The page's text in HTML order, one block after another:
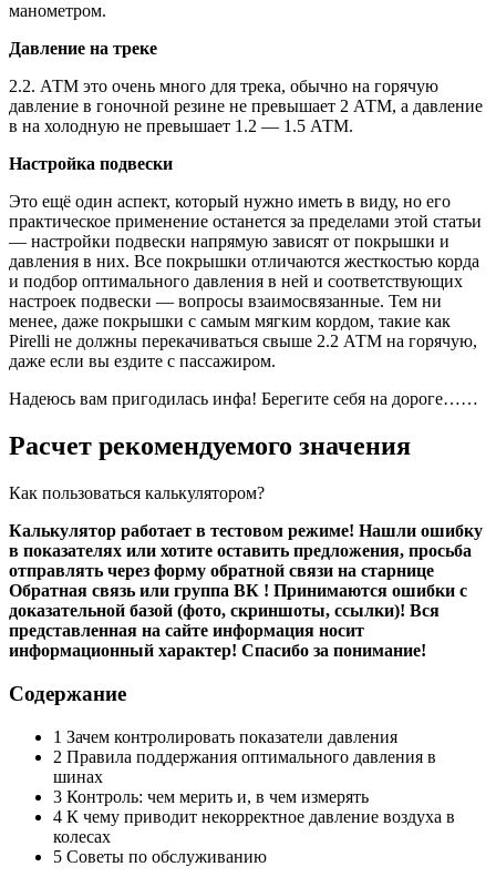
манометром.
Давление на треке
2.2. АТМ это очень много для трека, обычно на горячую
давление в гоночной резине не превышает 2 АТМ, а давление
в на холодную не превышает 1.2 — 1.5 АТМ.
Настройка подвески
Это ещё один аспект, который нужно иметь в виду, но его
практическое применение останется за пределами этой статьи
— настройки подвески напрямую зависят от покрышки и
давления в них. Все покрышки отличаются жесткостью корда
и подбор оптимального давления в ней и соответствующих
настроек подвески — вопросы взаимосвязанные. Тем ни
менее, даже покрышки с самым мягким кордом, такие как
Pirelli не должны перекачиваться свыше 2.2 АТМ на горячую,
даже если вы ездите с пассажиром.
Надеюсь вам пригодилась инфа! Берегите себя на дороге……
Расчет рекомендуемого значения
Как пользоваться калькулятором?
Калькулятор работает в тестовом режиме! Нашли ошибку
в показателях или хотите оставить предложения, просьба
отправлять через форму обратной связи на старнице
Обратная связь или группа ВК ! Принимаются ошибки с
доказательной базой (фото, скриншоты, ссылки)! Вся
представленная на сайте информация носит
информационный характер! Спасибо за понимание!
Cодержание
1 Зачем контролировать показатели давления
2 Правила поддержания оптимального давления в
шинах
3 Контроль: чем мерить и, в чем измерять
4 К чему приводит некорректное давление воздуха в
колесах
5 Советы по обслуживанию